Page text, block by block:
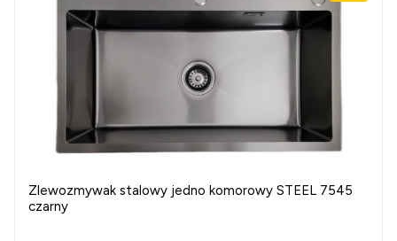
Zlewozmywak stalowy jedno komorowy STEEL 7545
czarny